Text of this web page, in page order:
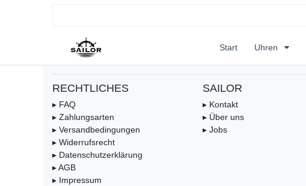
Start Uhren
RECHTLICHES
▸ FAQ
▸ Zahlungsarten
▸ Versandbedingungen
▸ Widerrufsrecht
▸ Datenschutzerklärung
▸ AGB
▸ Impressum
SAILOR
▸ Kontakt
▸ Über uns
▸ Jobs